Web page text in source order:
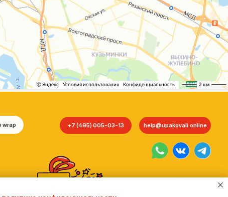
Сайт разработалаbogachevas
help@upakovali.online
+7 (495) 005-03-13